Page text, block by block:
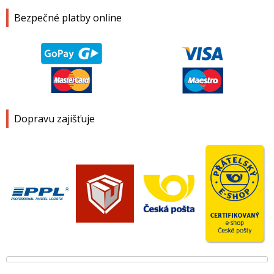
Bezpečné platby online
Dopravu zajišťuje